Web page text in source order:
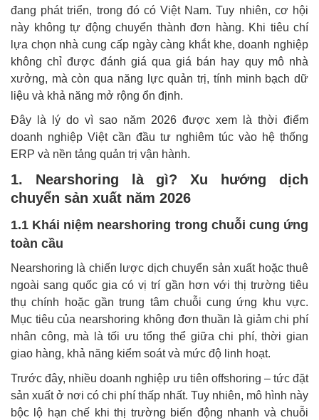
đang phát triển, trong đó có Việt Nam. Tuy nhiên, cơ hội
này không tự động chuyển thành đơn hàng. Khi tiêu chí
lựa chọn nhà cung cấp ngày càng khắt khe, doanh nghiệp
không chỉ được đánh giá qua giá bán hay quy mô nhà
xưởng, mà còn qua năng lực quản trị, tính minh bạch dữ
liệu và khả năng mở rộng ổn định.
Đây là lý do vì sao năm 2026 được xem là thời điểm
doanh nghiệp Việt cần đầu tư nghiêm túc vào hệ thống
ERP và nền tảng quản trị vận hành.
1. Nearshoring là gì? Xu hướng dịch
chuyển sản xuất năm 2026
1.1 Khái niệm nearshoring trong chuỗi cung ứng
toàn cầu
Nearshoring là chiến lược dịch chuyển sản xuất hoặc thuê
ngoài sang quốc gia có vị trí gần hơn với thị trường tiêu
thụ chính hoặc gần trung tâm chuỗi cung ứng khu vực.
Mục tiêu của nearshoring không đơn thuần là giảm chi phí
nhân công, mà là tối ưu tổng thể giữa chi phí, thời gian
giao hàng, khả năng kiểm soát và mức độ linh hoạt.
Trước đây, nhiều doanh nghiệp ưu tiên offshoring – tức đặt
sản xuất ở nơi có chi phí thấp nhất. Tuy nhiên, mô hình này
bộc lộ hạn chế khi thị trường biến động nhanh và chuỗi